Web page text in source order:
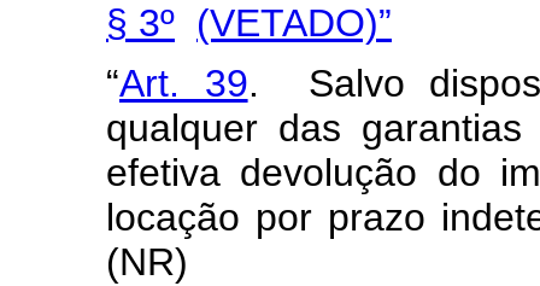
§ 3º (VETADO)”
“Art. 39. Salvo
qualquer das
efetiva devolução do
locação por prazo
(NR)